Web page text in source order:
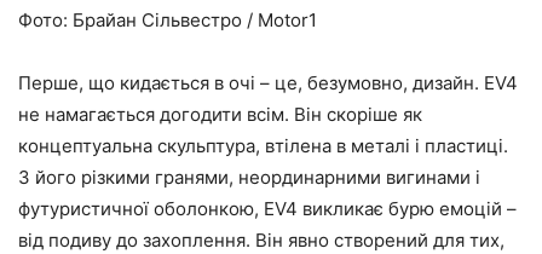
Фото: Брайан Сільвестро / Motor1
Перше, що кидається в очі – це, безумовно, дизайн. EV4
не намагається догодити всім. Він скоріше як
концептуальна скульптура, втілена в металі і пластиці.
З його різкими гранями, неординарними вигинами і
футуристичної оболонкою, EV4 викликає бурю емоцій –
від подиву до захоплення. Він явно створений для тих,